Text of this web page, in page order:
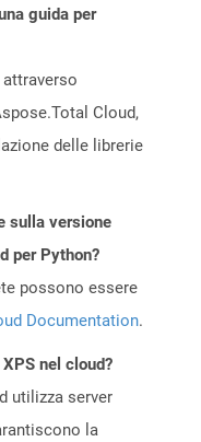
guida per
Cloud,
delle librerie
sulla versione
per Python?
possono essere
Documentation.
nel cloud?
utilizza server
la